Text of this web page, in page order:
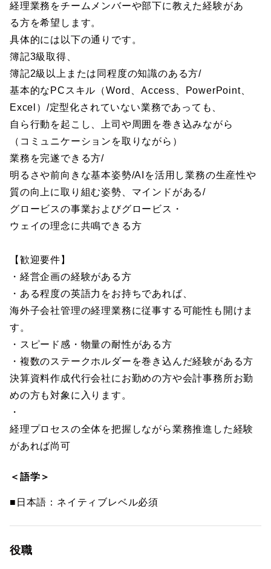
経理業務をチームメンバーや部下に教えた経験があ
る方を希望します。
具体的には以下の通りです。
簿記3級取得、
簿記2級以上または同程度の知識のある方/
基本的なPCスキル（Word、Access、PowerPoint、
Excel）/定型化されていない業務であっても、
自ら行動を起こし、上司や周囲を巻き込みながら
（コミュニケーションを取りながら）
業務を完遂できる方/
明るさや前向きな基本姿勢/AIを活用し業務の生産性や
質の向上に取り組む姿勢、マインドがある/
グロービスの事業およびグロービス・
ウェイの理念に共鳴できる方
【歓迎要件】
・経営企画の経験がある方
・ある程度の英語力をお持ちであれば、
海外子会社管理の経理業務に従事する可能性も開けま
す。
・スピード感・物量の耐性がある方
・複数のステークホルダーを巻き込んだ経験がある方
決算資料作成代行会社にお勤めの方や会計事務所お勤
めの方も対象に入ります。
・
経理プロセスの全体を把握しながら業務推進した経験
があれば尚可
＜語学＞
■日本語：ネイティブレベル必須
役職